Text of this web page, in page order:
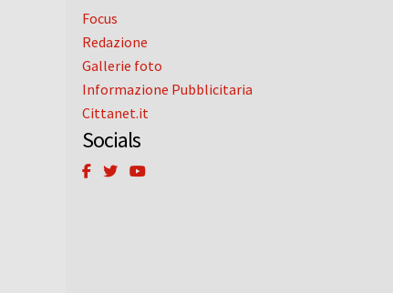
Focus
Redazione
Gallerie foto
Informazione Pubblicitaria
Cittanet.it
Socials